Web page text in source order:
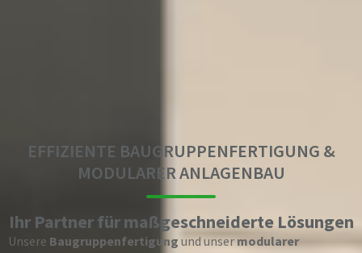
EFFIZIENTE BAUGRUPPENFERTIGUNG &
MODULARER ANLAGENBAU
Ihr Partner für maßgeschneiderte Lösungen
Unsere Baugruppenfertigung und unsermodularer